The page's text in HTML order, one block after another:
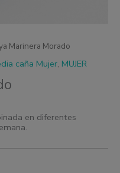
Marinera Morado
caña Mujer, MUJER
en diferentes